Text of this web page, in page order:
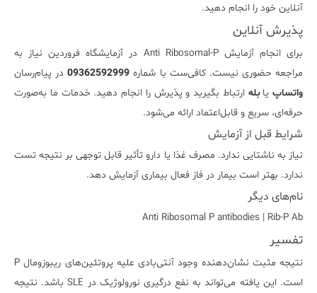
آنلاین خود را انجام دهید.
پذیرش آنلاین
برای انجام آزمایش Anti Ribosomal-P در آزمایشگاه فروردین نیاز به
مراجعه حضوری نیست. کافی‌ست با شماره 09362592999در پیام‌رسان
واتساپ یابله ارتباط بگیرید و پذیرش را انجام دهید. خدمات ما به‌صورت
حرفه‌ای، سریع و قابل‌اعتماد ارائه می‌شود.
شرایط قبل از آزمایش
نیاز به ناشتایی ندارد. مصرف غذا یا دارو تأثیر قابل توجهی بر نتیجه تست
ندارد. بهتر است بیمار در فاز فعال بیماری آزمایش دهد.
نام‌های دیگر
Anti Ribosomal P antibodies | Rib-P Ab
تفسیر
نتیجه مثبت نشان‌دهنده وجود آنتی‌بادی علیه پروتئین‌های ریبوزومال P
است. این یافته می‌تواند به نفع درگیری نورولوژیک در SLE باشد. نتیجه